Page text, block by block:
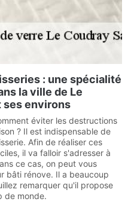
: une spécialité
la ville de Le
ses environs
éviter les destructions
? Il est indispensable de
Afin de réaliser ces
il va falloir s'adresser à
ce cas, on peut vous
bâti rénove. Il a beaucoup
remarquer qu'il propose
de monde.